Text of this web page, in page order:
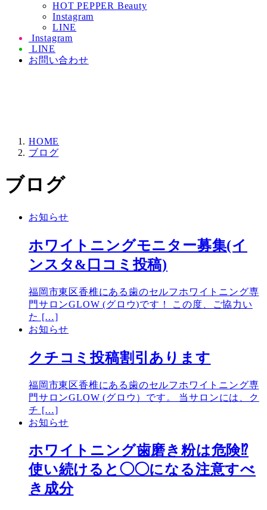
HOT PEPPER Beauty
Instagram
LINE
Instagram
LINE
お問い合わせ
HOME
ブログ
ブログ
お知らせ
ホワイトニングモニター募集(イ
ンスタ&口コミ投稿)
福岡市東区香椎にある歯のセルフホワイトニング専
門サロンGLOW (グロウ)です！ この度、ご協力い
た […]
お知らせ
クチコミ投稿割引あります
福岡市東区香椎にある歯のセルフホワイトニング専
門サロンGLOW (グロウ）です。 当サロンには、ク
チ […]
お知らせ
ホワイトニング歯磨き粉は危険⁉︎
使い続けると◯◯になる注意すべ
き成分